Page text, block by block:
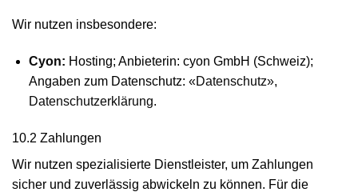
Wir nutzen insbesondere:
Cyon: Hosting; Anbieterin: cyon GmbH (Schweiz);
Angaben zum Datenschutz: «Datenschutz»,
Datenschutzerklärung.
10.2 Zahlungen
Wir nutzen spezialisierte Dienst­leister, um Zahlungen
sicher und zuverlässig abwickeln zu können. Für die